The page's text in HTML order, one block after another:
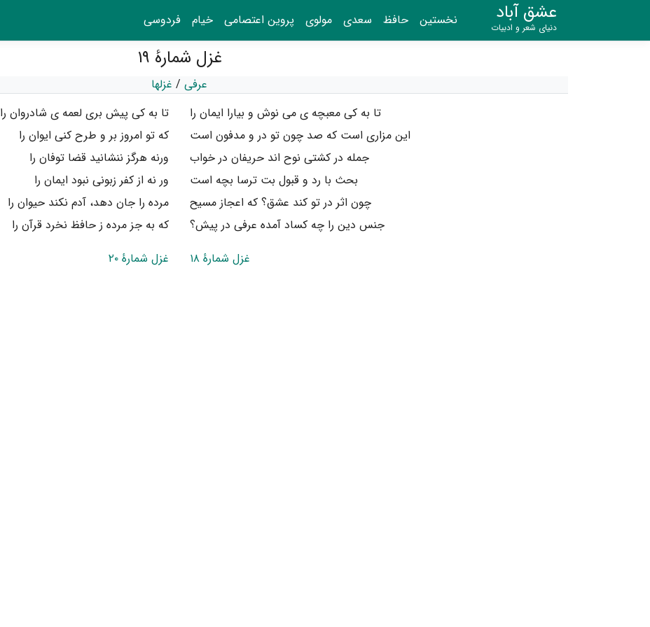
عشق آباد
دنیای شعر و ادبیات نخستین حافظ سعدی مولوی پروین اعتصامی خیام فردوسی
غزل شمارهٔ ۱۹
عرفی / غزلها
تا به کی معبچه ی می نوش و بیارا ایمان را
تا به کی پیش بری لعمه ی شادروان را
این مزاری است که صد چون تو در و مدفون است
که تو امروز بر و طرح کنی ایوان را
جمله در کشتی نوح اند حریفان در خواب
ورنه هرگز ننشانید قضا توفان را
بحث با رد و قبول بت ترسا بچه است
ور نه از کفر زبونی نبود ایمان را
چون اثر در تو کند عشق؟ که اعجاز مسیح
مرده را جان دهد، آدم نکند حیوان را
جنس دین را چه کساد آمده عرفی در پیش؟
که به جز مرده ز حافظ نخرد قرآن را
غزل شمارهٔ ۱۸
غزل شمارهٔ ۲۰